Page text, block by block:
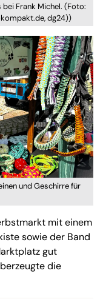
bei Frank Michel. (Foto:
dg24))
und Geschirre für
mit einem
sowie der Band
gut
die